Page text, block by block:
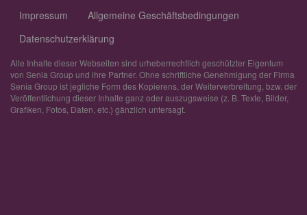
Impressum
Allgemeine Geschäftsbedingungen
Datenschutzerklärung
Alle Inhalte dieser Webseiten sind urheberrechtlich geschützter Eigentum
von Senia Group und ihre Partner. Ohne schriftliche Genehmigung der Firma
Senia Group ist jegliche Form des Kopierens, der Weiterverbreitung, bzw. der
Veröffentlichung dieser Inhalte ganz oder auszugsweise (z. B. Texte, Bilder,
Grafiken, Fotos, Daten, etc.) gänzlich untersagt.